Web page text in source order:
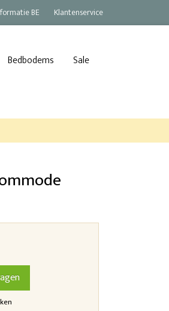
BE Klantenservice
Bedbodems Sale